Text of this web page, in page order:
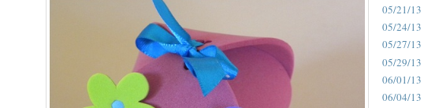
05/21/13
05/24/13
05/27/13
05/29/13
06/01/13
06/04/13